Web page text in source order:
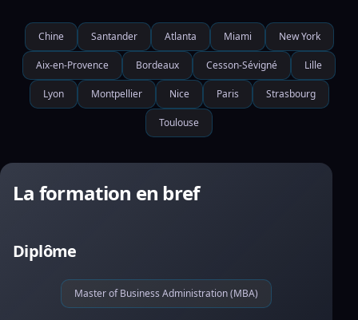
Chine Santander Atlanta Miami New York
Aix-en-Provence Bordeaux Cesson-Sévigné Lille
Lyon Montpellier Nice Paris Strasbourg
Toulouse
La formation en bref
Diplôme
Master of Business Administration (MBA)